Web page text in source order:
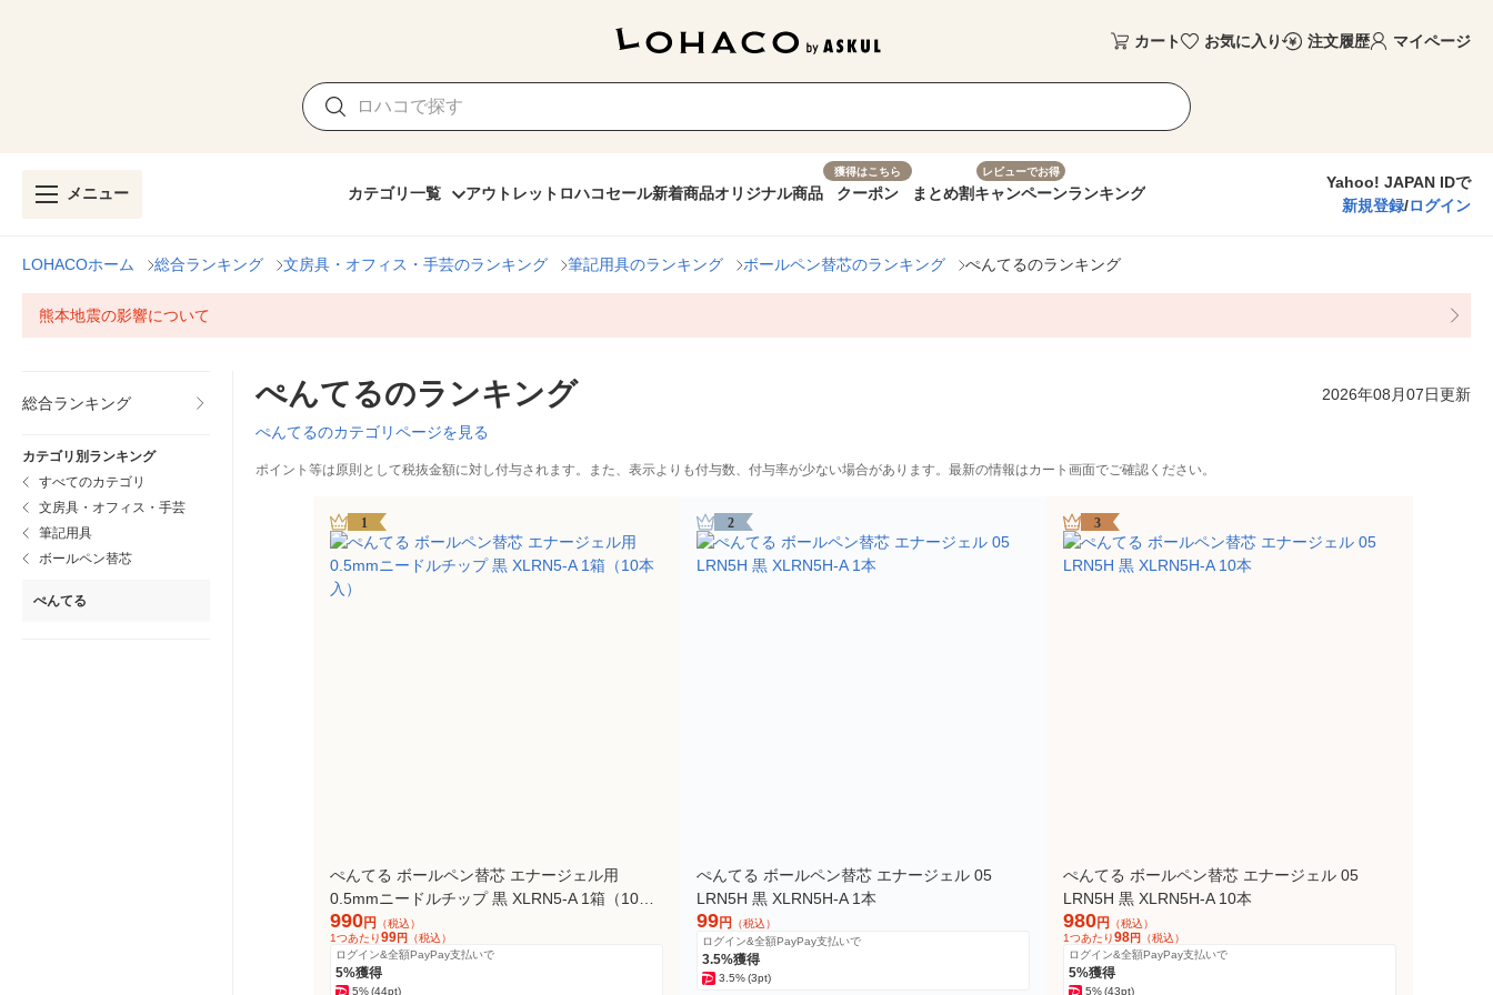
カート お気に入り 注文履歴 マイページ
メニュー カテゴリ一覧 アウトレット ロハコセール新着商品オリジナル商品
獲得はこちら
クーポン まとめ割
レビューでお得
キャンペーンランキング
Yahoo! JAPAN IDで
新規登録/ログイン
LOHACOホーム 総合ランキング 文房具・オフィス・手芸のランキング 筆記用具のランキング ボールペン替芯のランキング ぺんてるのランキング
熊本地震の影響について
総合ランキング
カテゴリ別ランキング
すべてのカテゴリ
文房具・オフィス・手芸
筆記用具
ボールペン替芯
ぺんてる
ぺんてるのランキング 2026年08月07日更新
ぺんてるのカテゴリページを見る
ポイント等は原則として税抜金額に対し付与されます。また、表示よりも付与数、付与率が少ない場合があります。最新の情報はカート画面でご確認ください。
1
ぺんてる ボールペン替芯 エナージェル用
0.5mmニードルチップ 黒 XLRN5-A 1箱（10本
入）
990円
（税込）
1つあたり99円
（税込）
ログイン&全額PayPay支払いで
5%獲得
5%(44pt)
2
ぺんてる ボールペン替芯 エナージェル 05
LRN5H 黒 XLRN5H-A 1本
99円
（税込）
ログイン&全額PayPay支払いで
3.5%獲得
3.5%(3pt)
3
ぺんてる ボールペン替芯 エナージェル 05
LRN5H 黒 XLRN5H-A 10本
980円
（税込）
1つあたり98円
（税込）
ログイン&全額PayPay支払いで
5%獲得
5%(43pt)